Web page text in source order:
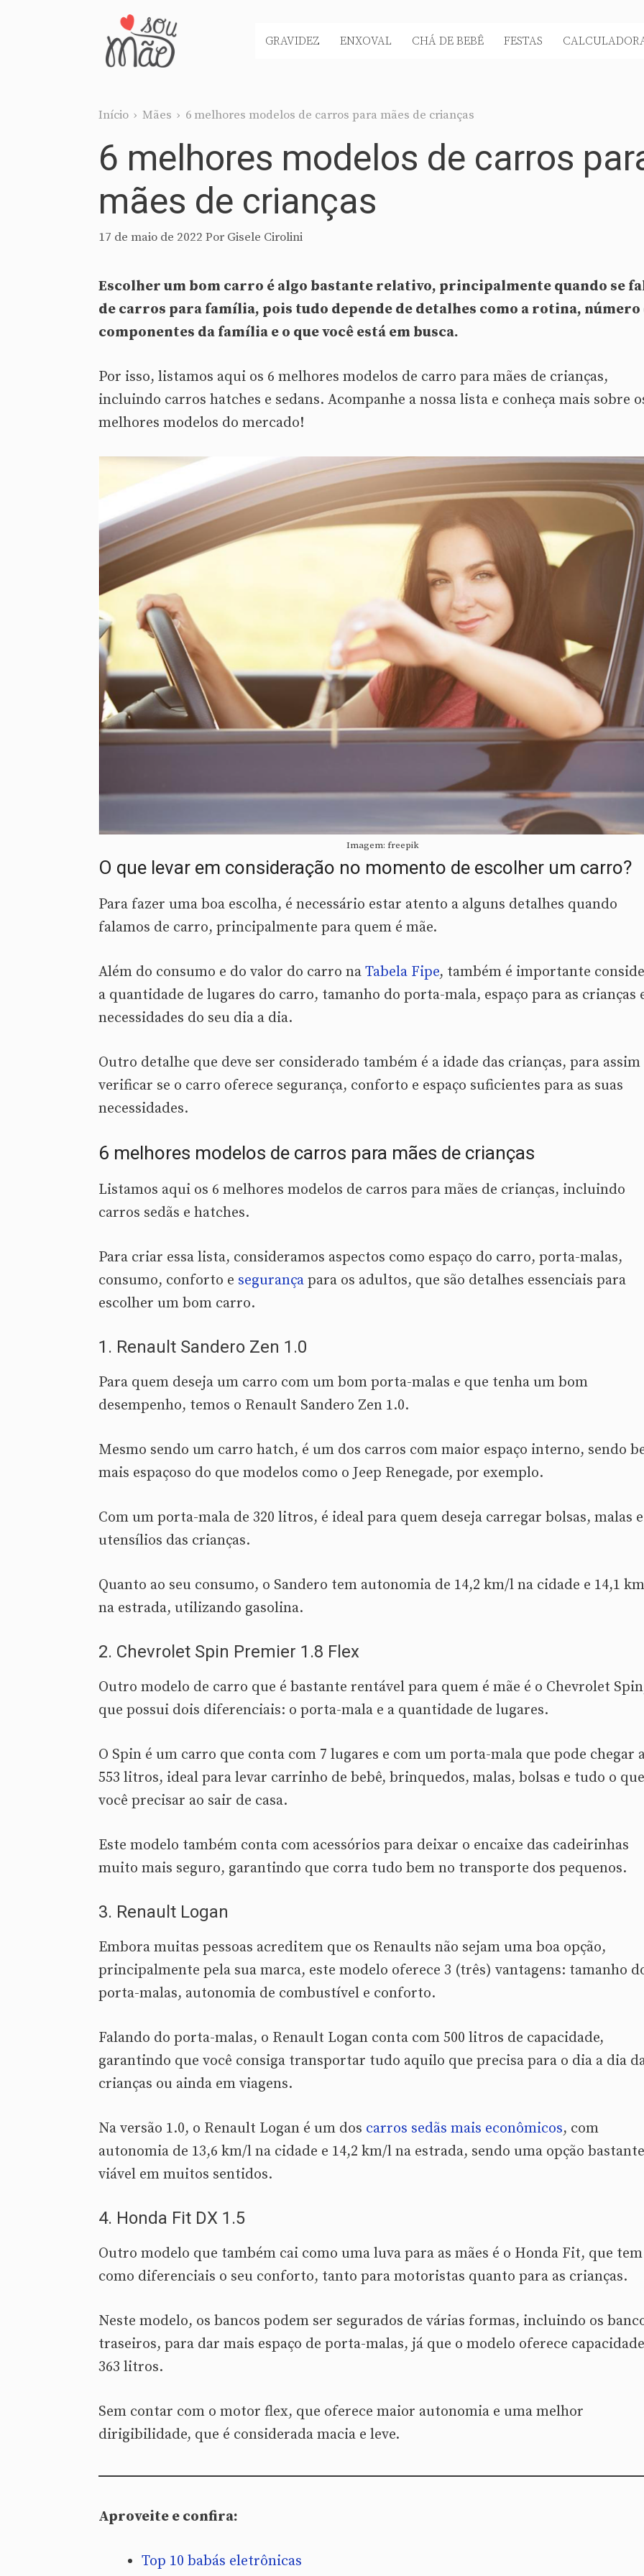
GRAVIDEZ ENXOVAL CHÁ DE BEBÊ FESTAS
Início › Mães › 6 melhores modelos de carros para mães de crianças
6 melhores modelos de carros
mães de crianças
17 de maio de 2022 Por Gisele Cirolini
Escolher um bom carro é algo bastante relativo, principalmente quando se
de carros para família, pois tudo depende de detalhes como a rotina, número
componentes da família e o que você está em busca.
Por isso, listamos aqui os 6 melhores modelos de carro para mães de crianças,
incluindo carros hatches e sedans. Acompanhe a nossa lista e conheça mais sobre
melhores modelos do mercado!
Imagem: freepik
O que levar em consideração no momento de escolher um carro?
Para fazer uma boa escolha, é necessário estar atento a alguns detalhes quando
falamos de carro, principalmente para quem é mãe.
Além do consumo e do valor do carro na Tabela Fipe, também é importante
a quantidade de lugares do carro, tamanho do porta-mala, espaço para as crianças
necessidades do seu dia a dia.
Outro detalhe que deve ser considerado também é a idade das crianças, para assim
verificar se o carro oferece segurança, conforto e espaço suficientes para as suas
necessidades.
6 melhores modelos de carros para mães de crianças
Listamos aqui os 6 melhores modelos de carros para mães de crianças, incluindo
carros sedãs e hatches.
Para criar essa lista, consideramos aspectos como espaço do carro, porta-malas,
consumo, conforto e segurança para os adultos, que são detalhes essenciais para
escolher um bom carro.
1. Renault Sandero Zen 1.0
Para quem deseja um carro com um bom porta-malas e que tenha um bom
desempenho, temos o Renault Sandero Zen 1.0.
Mesmo sendo um carro hatch, é um dos carros com maior espaço interno, sendo
mais espaçoso do que modelos como o Jeep Renegade, por exemplo.
Com um porta-mala de 320 litros, é ideal para quem deseja carregar bolsas, malas e
utensílios das crianças.
Quanto ao seu consumo, o Sandero tem autonomia de 14,2 km/l na cidade e 14,1
na estrada, utilizando gasolina.
2. Chevrolet Spin Premier 1.8 Flex
Outro modelo de carro que é bastante rentável para quem é mãe é o Chevrolet
que possui dois diferenciais: o porta-mala e a quantidade de lugares.
O Spin é um carro que conta com 7 lugares e com um porta-mala que pode chegar
553 litros, ideal para levar carrinho de bebê, brinquedos, malas, bolsas e tudo o que
você precisar ao sair de casa.
Este modelo também conta com acessórios para deixar o encaixe das cadeirinhas
muito mais seguro, garantindo que corra tudo bem no transporte dos pequenos.
3. Renault Logan
Embora muitas pessoas acreditem que os Renaults não sejam uma boa opção,
principalmente pela sua marca, este modelo oferece 3 (três) vantagens: tamanho
porta-malas, autonomia de combustível e conforto.
Falando do porta-malas, o Renault Logan conta com 500 litros de capacidade,
garantindo que você consiga transportar tudo aquilo que precisa para o dia a dia
crianças ou ainda em viagens.
Na versão 1.0, o Renault Logan é um dos carros sedãs mais econômicos, com
autonomia de 13,6 km/l na cidade e 14,2 km/l na estrada, sendo uma opção bastante
viável em muitos sentidos.
4. Honda Fit DX 1.5
Outro modelo que também cai como uma luva para as mães é o Honda Fit, que tem
como diferenciais o seu conforto, tanto para motoristas quanto para as crianças.
Neste modelo, os bancos podem ser segurados de várias formas, incluindo os
traseiros, para dar mais espaço de porta-malas, já que o modelo oferece
363 litros.
Sem contar com o motor flex, que oferece maior autonomia e uma melhor
dirigibilidade, que é considerada macia e leve.
Aproveite e confira:
Top 10 babás eletrônicas